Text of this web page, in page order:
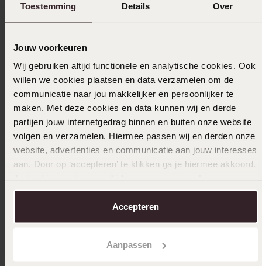
Toestemming Details Over
Jouw voorkeuren
Wij gebruiken altijd functionele en analytische cookies. Ook
willen we cookies plaatsen en data verzamelen om de
communicatie naar jou makkelijker en persoonlijker te
maken. Met deze cookies en data kunnen wij en derde
partijen jouw internetgedrag binnen en buiten onze website
volgen en verzamelen. Hiermee passen wij en derden onze
website, advertenties en communicatie aan jouw interesses
aan. Door op ‘accepteren’ te klikken ga je hiermee akkoord.
over in onscookiebeleid.
Accepteren
Aanpassen
49
59.99
Anderen kochten ook